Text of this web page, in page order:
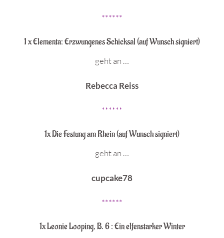
******
1 x Elementa: Erzwungenes Schicksal (auf Wunsch signiert)
geht an …
Rebecca Reiss
******
1x Die Festung am Rhein (auf Wunsch signiert)
geht an …
cupcake78
******
1x Leonie Looping, B. 6 : Ein elfenstarker Winter